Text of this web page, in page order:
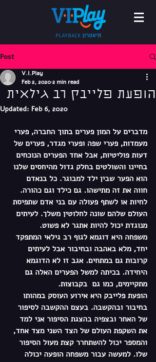
Post
הופעת פלייבק רב גילאית
V.I.Play
Feb 2, 20202 min read
Updated: Feb 6, 2020
מדברים על המון פערים בתוך החברה, פערי
מעמדות, פערי שפה ופערי מגדר, פערים של
דעות פוליטיות, אבל אחד הפערים הנוכחים
בחיינו והשולטים בחלק גדול מהיחסים שלנו
הוא הפער שבין ילד למבוגר. כל בנאדם
חווה את זה מתישהו. גם כילד וגם כהורה.
לחיות או לשתף פעולה עם בני אדם שתפיסת
העולם שלהם שונה לחלוטין משלך. לעיתים
מנוגדת יכול להיות אתגר לא פשוט.
משפחה היא דוגמא לגוף רב גילאי המתפקד
יחד, מלא באהבה ובחיבור אבל לעיתים
קרובות גם במתחים. אגב זו לא הדוגמא
היחידה. בכיתה למשל הפערים האלה גם
מתקיימים, כמו גם  בקבוצות.
הופעת פלייבק היא אירוע העוסק במהותו
בחיבור ובהקשבה. בעצם ההקשבה לסיפור
של האחר ובצפיה בהצגת הסיפור אני למד
את השקפת העולם של הצד השני מצד אחד,
והמספר יכול להשתחרר קצת מעול הסיפור
שלו. למעשה עבור משפחה הופעה יכולה